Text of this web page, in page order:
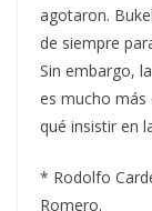
agotaron.
de siempre
Sin embargo,
es mucho más
qué insistir en
* Rodolfo
Romero.